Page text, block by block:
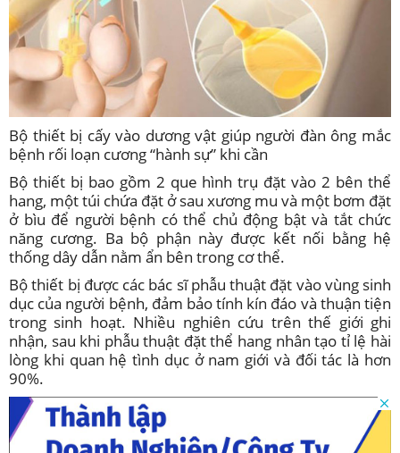
Bộ thiết bị cấy vào dương vật giúp người đàn ông mắc
bệnh rối loạn cương “hành sự” khi cần
Bộ thiết bị bao gồm 2 que hình trụ đặt vào 2 bên thể
hang, một túi chứa đặt ở sau xương mu và một bơm đặt
ở bìu để người bệnh có thể chủ động bật và tắt chức
năng cương. Ba bộ phận này được kết nối bằng hệ
thống dây dẫn nằm ẩn bên trong cơ thể.
Bộ thiết bị được các bác sĩ phẫu thuật đặt vào vùng sinh
dục của người bệnh, đảm bảo tính kín đáo và thuận tiện
trong sinh hoạt. Nhiều nghiên cứu trên thế giới ghi
nhận, sau khi phẫu thuật đặt thể hang nhân tạo tỉ lệ hài
lòng khi quan hệ tình dục ở nam giới và đối tác là hơn
90%.